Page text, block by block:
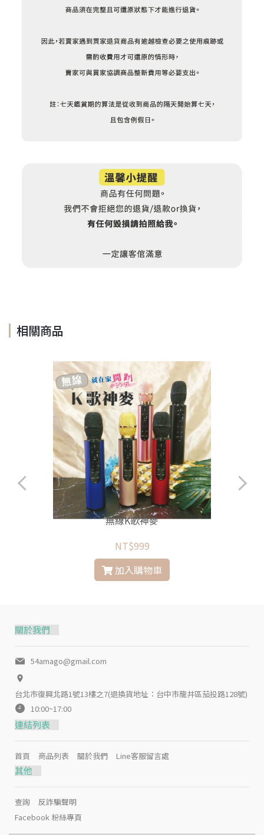
相關商品
無線K歌神麥
NT$999
加入購物車
關於我們
54amago@gmail.com
台北市復興北路1號13樓之7(退換貨地址：台中市龍井區茄投路128號)
10:00~17:00
連結列表
首頁 商品列表 關於我們 Line客服留言處
其他
查詢
反詐騙聲明
Facebook 粉絲專頁